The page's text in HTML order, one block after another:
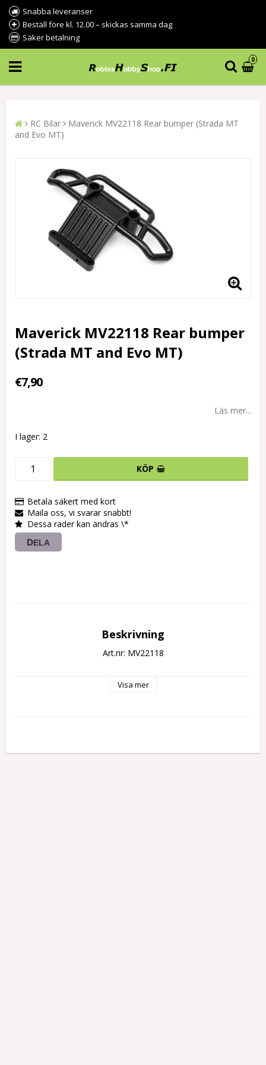
Snabba leveranser
Beställ före kl. 12.00 – skickas samma dag
Säker betalning
0
RC Bilar
Maverick MV22118 Rear bumper (Strada MT
and Evo MT)
Maverick MV22118 Rear bumper
(Strada MT and Evo MT)
€7,90
Läs mer...
I lager: 2
KÖP
Betala säkert med kort
Maila oss, vi svarar snabbt!
Dessa rader kan ändras \*
DELA
Beskrivning
Art.nr: MV22118
Visa mer